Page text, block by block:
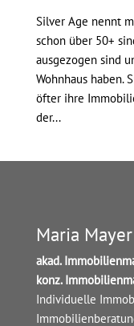
Silver Age nennt
schon über 50+
ausgezogen sind
Wohnhaus haben.
öfter ihre
der...
Maria Mayer
akad.
konz.
Individuelle